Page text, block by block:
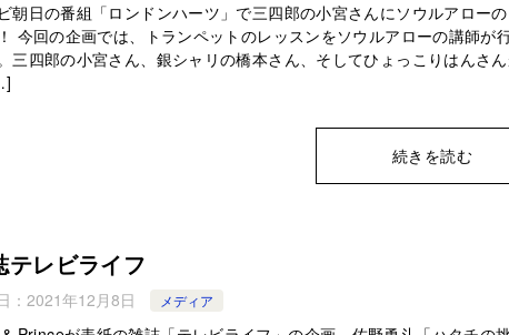
朝日の番組「ロンドンハーツ」で三四郎の小宮さんにソウルアロー
今回の企画では、トランペットのレッスンをソウルアローの講師が
三四郎の小宮さん、銀シャリの橋本さん、そしてひょっこりはんさん
続きを読む
テレビライフ
： 2021年12月8日 メディア